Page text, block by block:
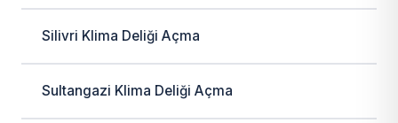
Silivri Klima Deliği Açma
Sultangazi Klima Deliği Açma